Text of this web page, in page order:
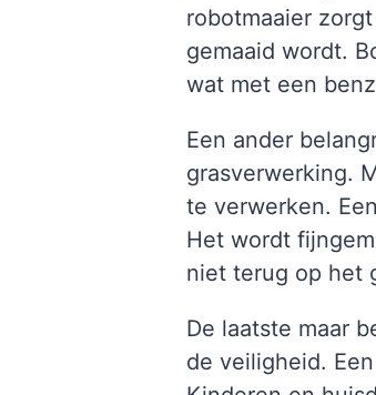
robotmaaier
gemaaid wordt.
wat met een
Een ander
grasverwerking.
te verwerken.
Het wordt
niet terug op het
De laatste maar
de veiligheid.